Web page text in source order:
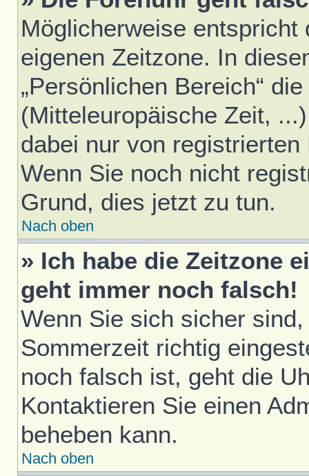
Möglicherweise
eigenen Zeitzone. In
„Persönlichen Bereich“
(Mitteleuropäische Zeit,
dabei nur von
Wenn Sie noch nicht
Grund, dies jetzt zu tun.
Nach oben
» Ich habe die Zeitzone
geht immer noch falsch!
Wenn Sie sich sicher
Sommerzeit richtig
noch falsch ist, geht die
Kontaktieren Sie einen
beheben kann.
Nach oben